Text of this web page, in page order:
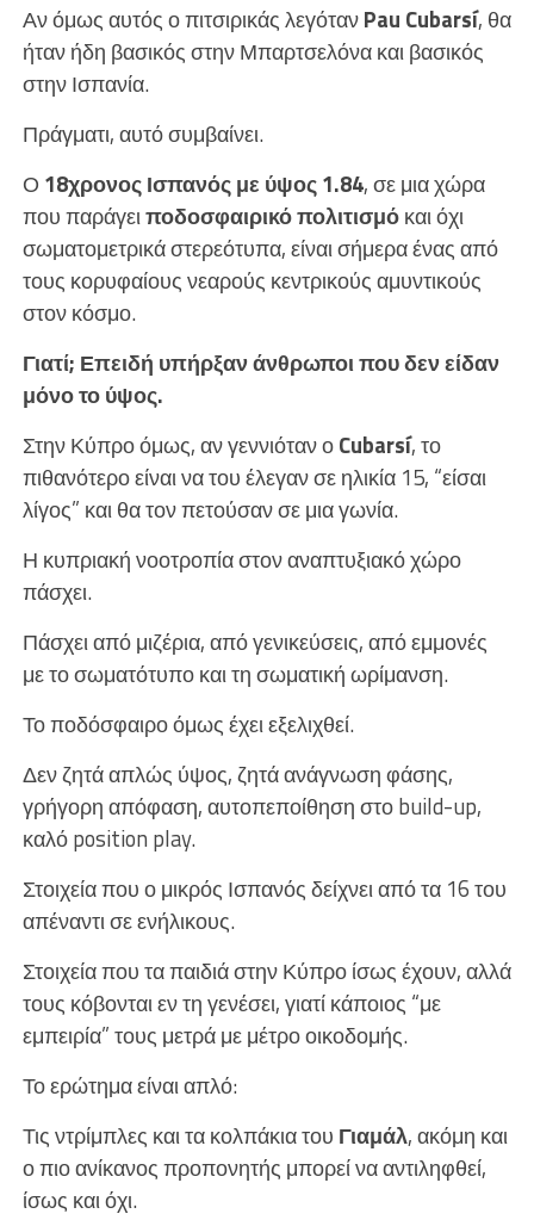
Αν όμως αυτός ο πιτσιρικάς λεγότανPau Cubarsí, θα
ήταν ήδη βασικός στην Μπαρτσελόνα και βασικός
στην Ισπανία.
Πράγματι, αυτό συμβαίνει.
Ο 18χρονος Ισπανός με ύψος 1.84, σε μια χώρα
που παράγειποδοσφαιρικό πολιτισμόκαι όχι
σωματομετρικά στερεότυπα, είναι σήμερα ένας από
τους κορυφαίους νεαρούς κεντρικούς αμυντικούς
στον κόσμο.
Γιατί; Επειδή υπήρξαν άνθρωποι που δεν είδαν
μόνο το ύψος.
Στην Κύπρο όμως, αν γεννιόταν οCubarsí, το
πιθανότερο είναι να του έλεγαν σε ηλικία 15, “είσαι
λίγος” και θα τον πετούσαν σε μια γωνία.
Η κυπριακή νοοτροπία στον αναπτυξιακό χώρο
πάσχει.
Πάσχει από μιζέρια, από γενικεύσεις, από εμμονές
με το σωματότυπο και τη σωματική ωρίμανση.
Το ποδόσφαιρο όμως έχει εξελιχθεί.
Δεν ζητά απλώς ύψος, ζητά ανάγνωση φάσης,
γρήγορη απόφαση, αυτοπεποίθηση στο build-up,
καλό position play.
Στοιχεία που ο μικρός Ισπανός δείχνει από τα 16 του
απέναντι σε ενήλικους.
Στοιχεία που τα παιδιά στην Κύπρο ίσως έχουν, αλλά
τους κόβονται εν τη γενέσει, γιατί κάποιος “με
εμπειρία” τους μετρά με μέτρο οικοδομής.
Το ερώτημα είναι απλό:
Τις ντρίμπλες και τα κολπάκια του Γιαμάλ, ακόμη και
ο πιο ανίκανος προπονητής μπορεί να αντιληφθεί,
ίσως και όχι.